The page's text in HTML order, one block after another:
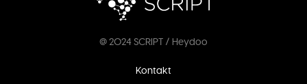
@ 2024 SCRIPT / Heydoo
Kontakt